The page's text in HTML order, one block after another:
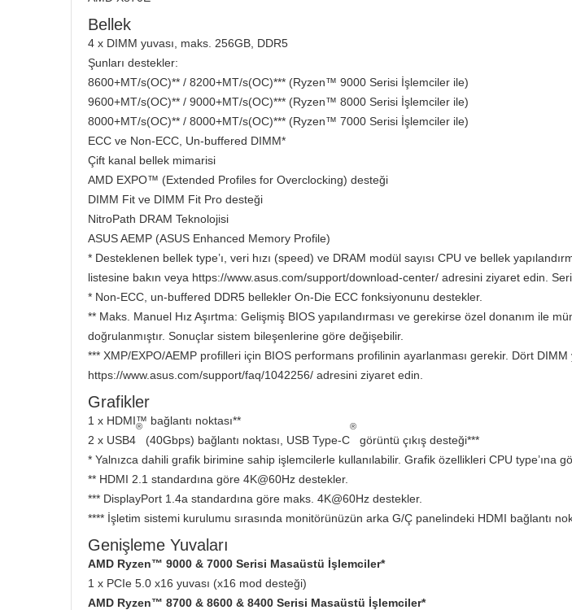
Bellek
4 x DIMM yuvası, maks. 256GB, DDR5
Şunları destekler:
8600+MT/s(OC)** / 8200+MT/s(OC)*** (Ryzen™ 9000 Serisi İşlemciler ile)
9600+MT/s(OC)** / 9000+MT/s(OC)*** (Ryzen™ 8000 Serisi İşlemciler ile)
8000+MT/s(OC)** / 8000+MT/s(OC)*** (Ryzen™ 7000 Serisi İşlemciler ile)
ECC ve Non-ECC, Un-buffered DIMM*
Çift kanal bellek mimarisi
AMD EXPO™ (Extended Profiles for Overclocking) desteği
DIMM Fit ve DIMM Fit Pro desteği
NitroPath DRAM Teknolojisi
ASUS AEMP (ASUS Enhanced Memory Profile)
* Desteklenen bellek type’ı, veri hızı (speed) ve DRAM modül sayısı CPU ve bellek
listesine bakın veya https://www.asus.com/support/download-center/ adresini ziyaret edin.
* Non-ECC, un-buffered DDR5 bellekler On-Die ECC fonksiyonunu destekler.
** Maks. Manuel Hız Aşırtma: Gelişmiş BIOS yapılandırması ve gerekirse özel donanım ile
doğrulanmıştır. Sonuçlar sistem bileşenlerine göre değişebilir.
*** XMP/EXPO/AEMP profilleri için BIOS performans profilinin ayarlanması gerekir. Dört DIMM
https://www.asus.com/support/faq/1042256/ adresini ziyaret edin.
Grafikler
1 x HDMI™ bağlantı noktası**
2 x USB4
®
(40Gbps) bağlantı noktası, USB Type-C
®
görüntü çıkış desteği***
* Yalnızca dahili grafik birimine sahip işlemcilerle kullanılabilir. Grafik özellikleri CPU type’ına
** HDMI 2.1 standardına göre 4K@60Hz destekler.
*** DisplayPort 1.4a standardına göre maks. 4K@60Hz destekler.
**** İşletim sistemi kurulumu sırasında monitörünüzün arka G/Ç panelindeki HDMI bağlantı
Genişleme Yuvaları
AMD Ryzen™ 9000 & 7000 Serisi Masaüstü İşlemciler*
1 x PCIe 5.0 x16 yuvası (x16 mod desteği)
AMD Ryzen™ 8700 & 8600 & 8400 Serisi Masaüstü İşlemciler*